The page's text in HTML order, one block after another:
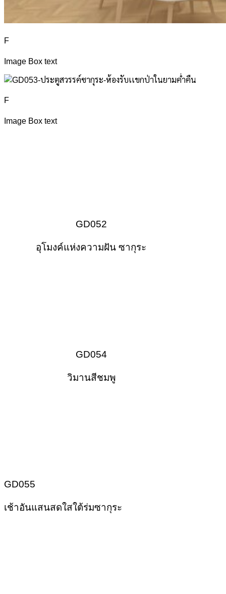
F
Image Box text
F
Image Box text
GD052
อุโมงค์แห่งความฝัน ซากุระ
GD054
วิมานสีชมพู
GD055
เช้าอันแสนสดใสใต้ร่มซากุระ